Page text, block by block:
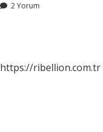
2 Yorum
https://ribellion.com.tr